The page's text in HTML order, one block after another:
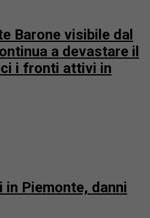
Barone visibile dal
a devastare il
i fronti attivi in
Piemonte, danni